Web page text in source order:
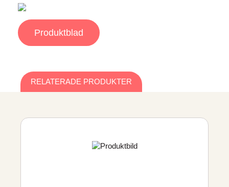
Produktblad
RELATERADE PRODUKTER